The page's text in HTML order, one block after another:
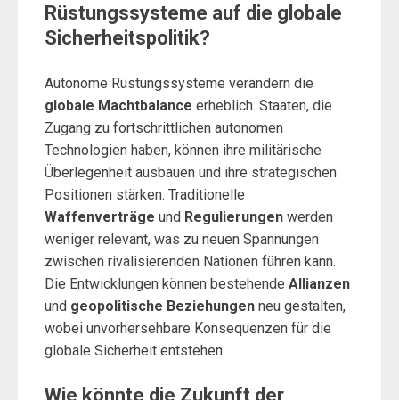
Rüstungssysteme auf die globale
Sicherheitspolitik?
Autonome Rüstungssysteme verändern die
globale Machtbalance erheblich. Staaten, die
Zugang zu fortschrittlichen autonomen
Technologien haben, können ihre militärische
Überlegenheit ausbauen und ihre strategischen
Positionen stärken. Traditionelle
Waffenverträge und Regulierungen werden
weniger relevant, was zu neuen Spannungen
zwischen rivalisierenden Nationen führen kann.
Die Entwicklungen können bestehende Allianzen
und geopolitische Beziehungen neu gestalten,
wobei unvorhersehbare Konsequenzen für die
globale Sicherheit entstehen.
Wie könnte die Zukunft der